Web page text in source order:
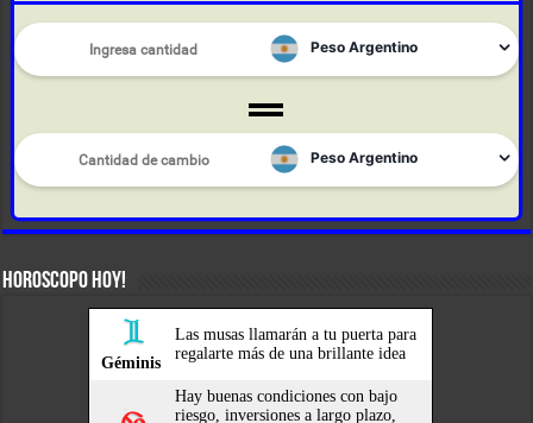
HOROSCOPO HOY!